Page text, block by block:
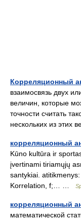
Корреляционный
взаимосвязь двух
величин, которые
точности считать
нескольких из
корреляционный
Kūno kultūra ir
įvertinami tiriamųjų
santykiai.
Korrelation, f;… …
корреляционный
математической